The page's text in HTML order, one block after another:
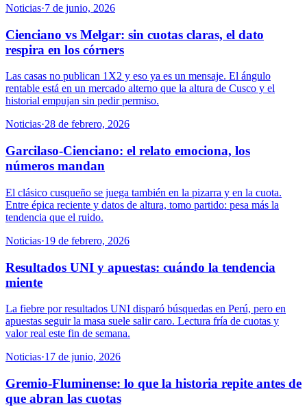
Noticias·7 de junio, 2026
Cienciano vs Melgar: sin cuotas claras, el dato
respira en los córners
Las casas no publican 1X2 y eso ya es un mensaje. El ángulo
rentable está en un mercado alterno que la altura de Cusco y el
historial empujan sin pedir permiso.
Noticias·28 de febrero, 2026
Garcilaso-Cienciano: el relato emociona, los
números mandan
El clásico cusqueño se juega también en la pizarra y en la cuota.
Entre épica reciente y datos de altura, tomo partido: pesa más la
tendencia que el ruido.
Noticias·19 de febrero, 2026
Resultados UNI y apuestas: cuándo la tendencia
miente
La fiebre por resultados UNI disparó búsquedas en Perú, pero en
apuestas seguir la masa suele salir caro. Lectura fría de cuotas y
valor real este fin de semana.
Noticias·17 de junio, 2026
Gremio-Fluminense: lo que la historia repite antes de
que abran las cuotas